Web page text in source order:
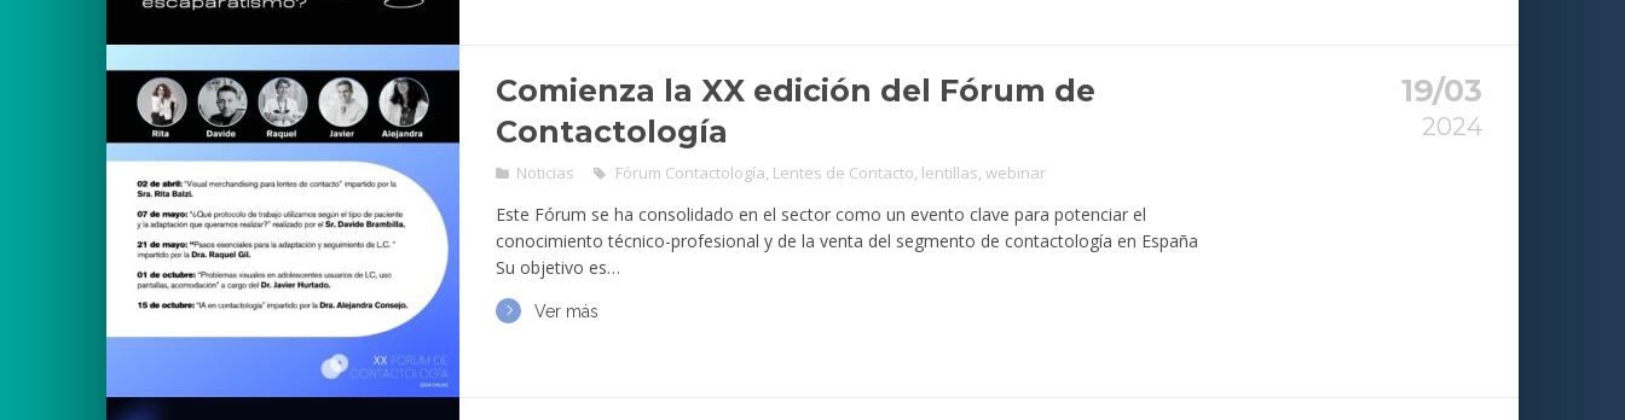
19/03
2024
Comienza la XX edición del Fórum de
Contactología
Noticias Fórum Contactología Lentes de Contacto lentillas webinar
Este Fórum se ha consolidado en el sector como un evento clave para potenciar el
conocimiento técnico-profesional y de la venta del segmento de contactología en España
Su objetivo es…
Ver más